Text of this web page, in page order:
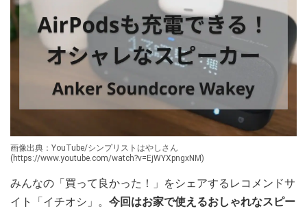
画像出典：YouTube/シンプリストはやしさん
(https://www.youtube.com/watch?v=EjWYXpngxNM)
みんなの「買って良かった！」をシェアするレコメンドサ
イト「イチオシ」。 今回はお家で使えるおしゃれなスピー